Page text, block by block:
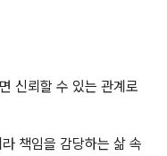
신뢰할 수 있는 관계로
책임을 감당하는 삶 속